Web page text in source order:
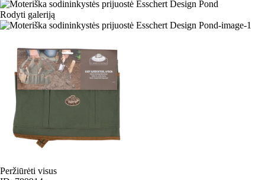
Rodyti galeriją
Peržiūrėti visus